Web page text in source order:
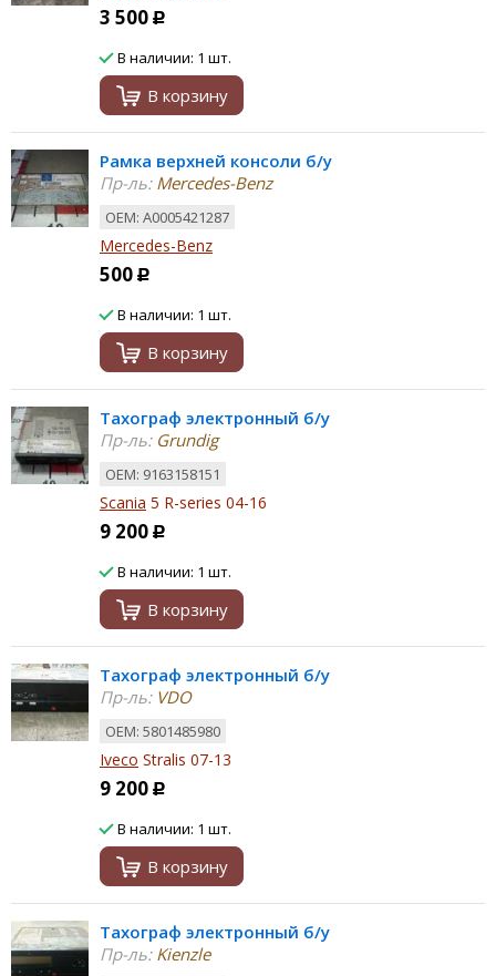
3 500 Р
В наличии: 1 шт.
В корзину
Рамка верхней консоли б/у
Пр-ль:Mercedes-Benz
ОЕМ: A0005421287
Mercedes-Benz
500 Р
В наличии: 1 шт.
В корзину
Тахограф электронный б/у
Пр-ль:Grundig
ОЕМ: 9163158151
Scania 5 R-series 04-16
9 200 Р
В наличии: 1 шт.
В корзину
Тахограф электронный б/у
Пр-ль:VDO
ОЕМ: 5801485980
Iveco Stralis 07-13
9 200 Р
В наличии: 1 шт.
В корзину
Тахограф электронный б/у
Пр-ль:Kienzle